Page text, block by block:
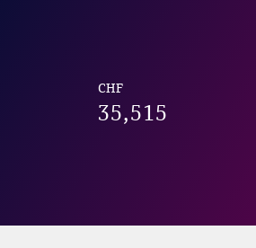
CHF
35,515